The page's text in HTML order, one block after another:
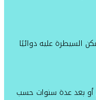
السيطرة عليه دوائيًا
أو بعد عدة سنوات حسب